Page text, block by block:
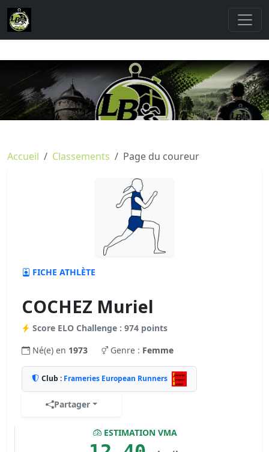
Accueil Classements Page du coureur
FICHE ATHLÈTE
COCHEZ Muriel
Score ELO Challenge : 974 points
Né(e) en 1973 Genre : Femme
Club : Frameries European Runners
Partager
ESTIMATION VMA